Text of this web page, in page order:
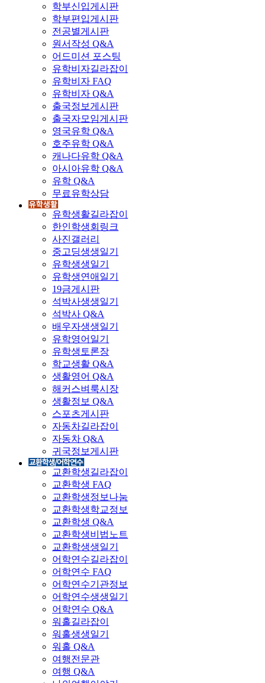
학부신입게시판
학부편입게시판
전공별게시판
원서작성 Q&A
어드미션 포스팅
유학비자길라잡이
유학비자 FAQ
유학비자 Q&A
출국정보게시판
출국자모임게시판
영국유학 Q&A
호주유학 Q&A
캐나다유학 Q&A
아시아유학 Q&A
유학 Q&A
무료유학상담
유학생활길라잡이
한인학생회링크
사진갤러리
중고딩생생일기
유학생생일기
유학생연애일기
19금게시판
석박사생생일기
석박사 Q&A
배우자생생일기
유학영어일기
유학생토론장
학교생활 Q&A
생활영어 Q&A
해커스벼룩시장
생활정보 Q&A
스포츠게시판
자동차길라잡이
자동차 Q&A
귀국정보게시판
교환학생길라잡이
교환학생 FAQ
교환학생정보나눔
교환학생학교정보
교환학생 Q&A
교환학생비법노트
교환학생생일기
어학연수길라잡이
어학연수 FAQ
어학연수기관정보
어학연수생생일기
어학연수 Q&A
워홀길라잡이
워홀생생일기
워홀 Q&A
여행전문관
여행 Q&A